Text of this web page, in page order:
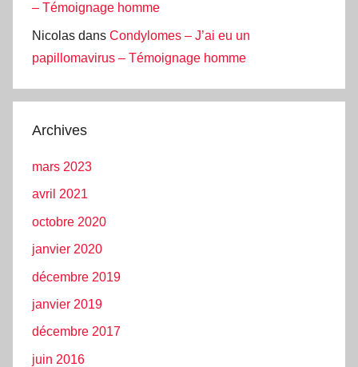
– Témoignage homme
Nicolas dans Condylomes – J’ai eu un
papillomavirus – Témoignage homme
Archives
mars 2023
avril 2021
octobre 2020
janvier 2020
décembre 2019
janvier 2019
décembre 2017
juin 2016